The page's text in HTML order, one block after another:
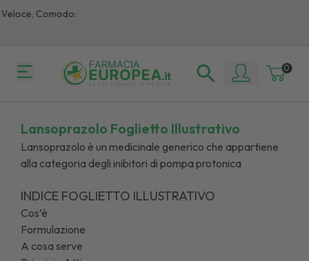
Comodo:
0
Lansoprazolo Foglietto Illustrativo
Lansoprazolo è un medicinale generico che appartiene
alla categoria degli inibitori di pompa protonica
INDICE FOGLIETTO ILLUSTRATIVO
Cos’è
Formulazione
A cosa serve